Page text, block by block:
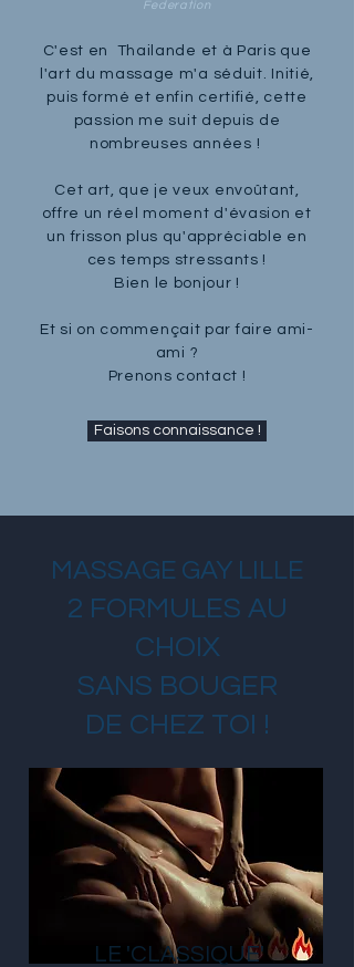
Federation
C'est en Thailande et à Paris que
l'art du massage m'a séduit. Initié,
puis formé et enfin certifié, cette
passion me suit depuis de
nombreuses années !
Cet art, que je veux envoûtant,
offre un réel moment d'évasion et
un frisson plus qu'appréciable en
ces temps stressants !
Bien le bonjour !
Et si on commençait par faire ami-
ami ?
Prenons contact !
Faisons connaissance !
MASSAGE GAY LILLE
2 FORMULES AU
CHOIX
SANS BOUGER
DE CHEZ TOI !
LE 'CLASSIQUE'